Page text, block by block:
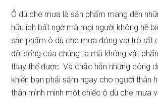
Ô dù che mưa là sản phẩm mang đến
hữu ích bất ngờ mà mọi người không hề
sản phẩm ô dù che mưa đóng vai trò rất
đời sống của chúng ta mà không vật
thay thế được. Và chắc hẳn những công
khiến bạn phải sắm ngay cho người thân
thân mình mình một chiếc ô dù che mưa